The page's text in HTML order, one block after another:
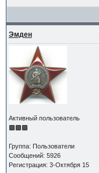
Эмден
Активный пользователь
Группа: Пользователи
Сообщений: 5926
Регистрация: 3-Октября 15